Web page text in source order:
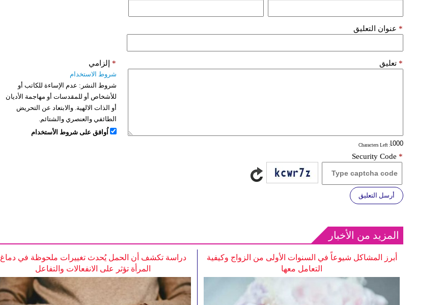
عنوان التعليق *
تعليق *
: Characters Left
إلزامي *
شروط الاستخدام
شروط النشر: عدم الإساءة للكاتب أو
للأشخاص أو للمقدسات أو مهاجمة الأديان
أو الذات الالهية. والابتعاد عن التحريض
الطائفي والعنصري والشتائم.
اُوافق على شروط الأستخدام
Security Code *
أرسل التعليق
المزيد من الأخبار
دراسة تكشف أن الحمل يُحدث تغييرات ملحوظة في دماغ
المرأة تؤثر على الانفعالات والتفاعل
أبرز المشاكل شيوعاً في السنوات الأولى من الزواج وكيفية
التعامل معها